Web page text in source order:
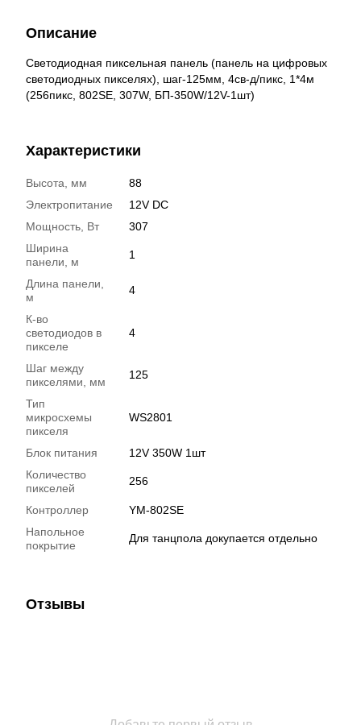
Описание
Светодиодная пиксельная панель (панель на цифровых
светодиодных пикселях), шаг-125мм, 4св-д/пикс, 1*4м
(256пикс, 802SE, 307W, БП-350W/12V-1шт)
Характеристики
Высота, мм
88
Электропитание
12V DC
Мощность, Вт
307
Ширина
панели, м
1
Длина панели,
м
4
К-во
светодиодов в
пикселе
4
Шаг между
пикселями, мм
125
Тип
микросхемы
пикселя
WS2801
Блок питания
12V 350W 1шт
Количество
пикселей
256
Контроллер
YM-802SE
Напольное
покрытие
Для танцпола докупается отдельно
Отзывы